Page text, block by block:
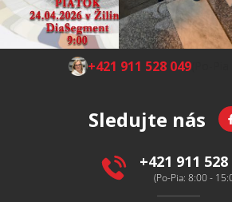
Z +421 911 528 049(Po-Pia
Sledujte nás
+421 911 528
(Po-Pia: 8:00 -